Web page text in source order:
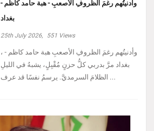
وأدنيتُهم رغمَ الظروفِ الأصعبِ - هبة حامد كاظم -
بغداد
25th July 2026, 551 Views
، وأدنيتُهم رغمَ الظروفِ الأصعبِ هبة حامد كاظم -
بغداد مرَّ بدربي كلُّ حزنٍ مُقْبِلٍ، يشبهُ في الليلِ
الظلامَ السرمديَّ. يرسمُ نفسًا قد عرف ...